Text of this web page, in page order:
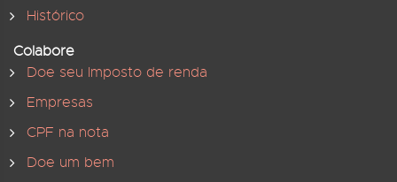
Histórico
Colabore
Doe seu Imposto de renda
Empresas
CPF na nota
Doe um bem